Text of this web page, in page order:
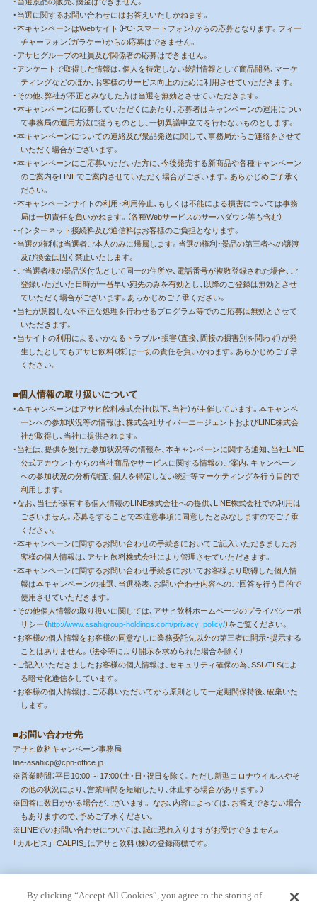
・当選に関するお問い合わせにはお答えいたしかねます。
・本キャンペーンはWebサイト（PC・スマートフォン）からの応募となります。フィー
チャーフォン（ガラケー）からの応募はできません。
・アサヒグループの社員及び関係者の応募はできません。
・アンケートで取得した情報は、個人を特定しない統計情報として商品開発、マーケ
ティングなどのほか、お客様のサービス向上のために利用させていただきます。
・その他、弊社が不正とみなした方は当選を無効とさせていただきます。
・本キャンペーンに応募していただくにあたり、応募者はキャンペーンの運用につい
て事務局の運用方法に従うものとし、一切異議申立てを行わないものとします。
・本キャンペーンについての連絡及び景品発送に関して、事務局からご連絡をさせて
いただく場合がございます。
・本キャンペーンにご応募いただいた方に、今後発売する新商品や各種キャンペーン
のご案内をLINEでご案内させていただく場合がございます。あらかじめご了承く
ださい。
・本キャンペーンサイトの利用・利用停止、もしくは不能による損害については事務
局は一切責任を負いかねます。（各種Webサービスのサーバダウン等も含む）
・インターネット接続料及び通信料はお客様のご負担となります。
・当選の権利は当選者ご本人のみに帰属します。当選の権利・景品の第三者への譲渡
及び換金は固く禁止いたします。
・ご当選者様の景品送付先として同一の住所や、電話番号が複数登録された場合、ご
登録いただいた日時が一番早い宛先のみを有効とし、以降のご登録は無効とさせ
ていただく場合がございます。あらかじめご了承ください。
・当社が意図しない不正な処理を行わせるプログラム等でのご応募は無効とさせて
いただきます。
・当サイトの利用によるいかなるトラブル・損害（直接、間接の損害別を問わず）が発
生したとしてもアサヒ飲料（株）は一切の責任を負いかねます。あらかじめご了承
ください。
■個人情報の取り扱いについて
・本キャンペーンはアサヒ飲料株式会社(以下、当社）が主催しています。本キャンペ
ーンへの参加状況等の情報は、株式会社サイバーエージェントおよびLINE株式会
社が取得し、当社に提供されます。
・当社は、提供を受けた参加状況等の情報を、本キャンペーンに関する通知、当社LINE
公式アカウントからの当社商品やサービスに関する情報のご案内、キャンペーン
への参加状況の分析/調査、個人を特定しない統計等マーケティングを行う目的で
利用します。
・なお、当社が保有する個人情報のLINE株式会社への提供、LINE株式会社での利用は
ございません。応募をすることで本注意事項に同意したとみなしますのでご了承
ください。
・本キャンペーンに関するお問い合わせの手続きにおいてご記入いただきましたお
客様の個人情報は、アサヒ飲料株式会社により管理させていただきます。
・本キャンペーンに関するお問い合わせ手続きにおいてお客様より取得した個人情
報は本キャンペーンの抽選、当選発表、お問い合わせ内容へのご回答を行う目的で
使用させていただきます。
・その他個人情報の取り扱いに関しては、アサヒ飲料ホームページのプライバシーポ
リシー（http://www.asahigroup-holdings.com/privacy_policy/）をご覧ください。
・お客様の個人情報をお客様の同意なしに業務委託先以外の第三者に開示・提示する
ことはありません。（法令等により開示を求められた場合を除く）
・ご記入いただきましたお客様の個人情報は、セキュリティ確保の為、SSL/TLSによ
る暗号化通信をしています。
・お客様の個人情報は、ご応募いただいてから原則として一定期間保持後、破棄いた
します。
■お問い合わせ先
アサヒ飲料キャンペーン事務局
line-asahicp@cpn-office.jp
※営業時間：平日10:00 ～17:00（土・日・祝日を除く。ただし新型コロナウイルスやそ
の他の状況により、営業時間を短縮したり、休止する場合があります。）
※回答に数日かかる場合がございます。 なお、内容によっては、お答えできない場合
もありますので、予めご了承ください。
※LINEでのお問い合わせについては、誠に恐れ入りますがお受けできません。
「カルピス」「CALPIS」はアサヒ飲料（株）の登録商標です。
By clicking “Accept All Cookies”, you agree to the storing of